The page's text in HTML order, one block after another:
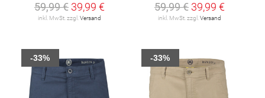
59,99 € 39,99 €
inkl. MwSt. zzgl.Versand
59,99 € 39,99 €
inkl. MwSt. zzgl.Versand
-33% -33%